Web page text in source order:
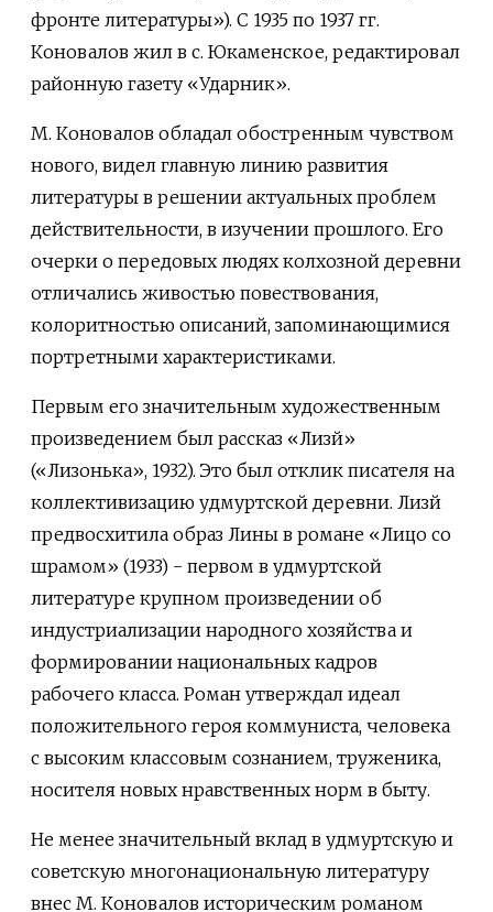
фронте литературы»). С 1935 по 1937 гг.
Коновалов жил в с. Юкаменское, редактировал
районную газету «Ударник».
М. Коновалов обладал обостренным чувством
нового, видел главную линию развития
литературы в решении актуальных проблем
действительности, в изучении прошлого. Его
очерки о передовых людях колхозной деревни
отличались живостью повествования,
колоритностью описаний, запоминающимися
портретными характеристиками.
Первым его значительным художественным
произведением был рассказ «Лизй»
(«Лизонька», 1932). Это был отклик писателя на
коллективизацию удмуртской деревни. Лизй
предвосхитила образ Лины в романе «Лицо со
шрамом» (1933) - первом в удмуртской
литературе крупном произведении об
индустриализации народного хозяйства и
формировании национальных кадров
рабочего класса. Роман утверждал идеал
положительного героя коммуниста, человека
с высоким классовым сознанием, труженика,
носителя новых нравственных норм в быту.
Не менее значительный вклад в удмуртскую и
советскую многонациональную литературу
внес М. Коновалов историческим романом